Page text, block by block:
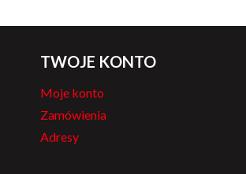
TWOJE KONTO
Moje konto
Zamówienia
Adresy